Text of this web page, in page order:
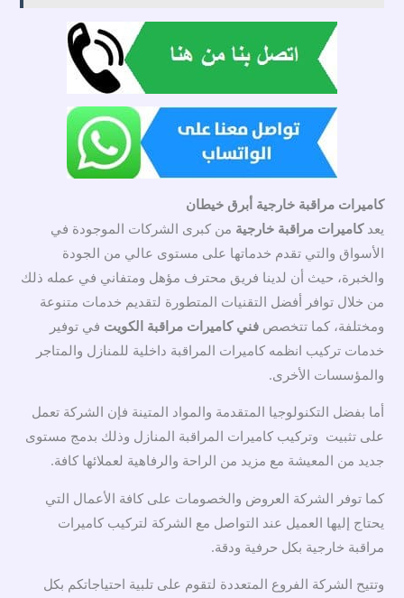
كاميرات مراقبة خارجية أبرق خيطان
يعدكاميرات مراقبة خارجية من كبرى الشركات الموجودة في
الأسواق والتي تقدم خدماتها على مستوى عالي من الجودة
والخبرة، حيث أن لدينا فريق محترف مؤهل ومتفاني في عمله ذلك
من خلال توافر أفضل التقنيات المتطورة لتقديم خدمات متنوعة
ومختلفة، كما تتخصصفني كاميرات مراقبة الكويت في توفير
خدمات تركيب انظمه كاميرات المراقبة داخلية للمنازل والمتاجر
والمؤسسات الأخرى.
أما بفضل التكنولوجيا المتقدمة والمواد المتينة فإن الشركة تعمل
على تثبيت وتركيب كاميرات المراقبة المنازل وذلك بدمج مستوى
جديد من المعيشة مع مزيد من الراحة والرفاهية لعملائها كافة.
كما توفر الشركة العروض والخصومات على كافة الأعمال التي
يحتاج إليها العميل عند التواصل مع الشركة لتركيب كاميرات
مراقبة خارجية بكل حرفية ودقة.
وتتيح الشركة الفروع المتعددة لتقوم على تلبية احتياجاتكم بكل